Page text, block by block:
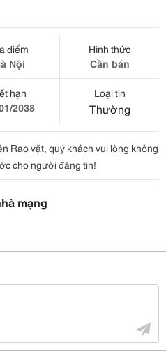
điểm
Nội
Hình thức
Cần bán
hạn
2038
Loại tin
Thường
Rao vặt, quý khách vui lòng không
cho người đăng tin!
mạng